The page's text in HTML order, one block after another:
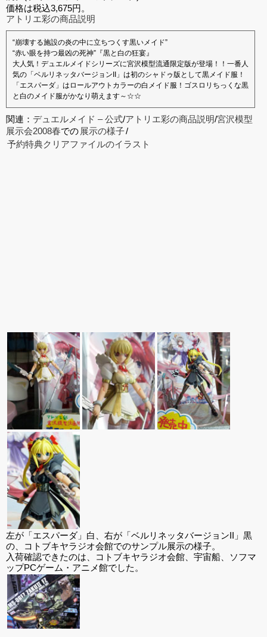
価格は税込3,675円。
アトリエ彩の商品説明
“崩壊する施設の炎の中に立ちつくす黒いメイド”
“赤い眼を持つ最凶の死神”『黒と白の狂宴』
大人気！デュエルメイドシリーズに宮沢模型流通限定版が登場！！一番人
気の「ベルリネッタバージョンII」は初のシャドゥ版として黒メイド服！
「エスパーダ」はロールアウトカラーの白メイド服！ゴスロリちっくな黒
と白のメイド服がかなり萌えます～☆☆
関連： デュエルメイド – 公式/アトリエ彩の商品説明/宮沢模型
展示会2008春での 展示の様子/
予約特典クリアファイルのイラスト
左が「エスパーダ」白、右が「ベルリネッタバージョンII」黒
の、コトブキヤラジオ会館でのサンプル展示の様子。
入荷確認できたのは、コトブキヤラジオ会館、宇宙船、ソフマ
ップPCゲーム・アニメ館でした。